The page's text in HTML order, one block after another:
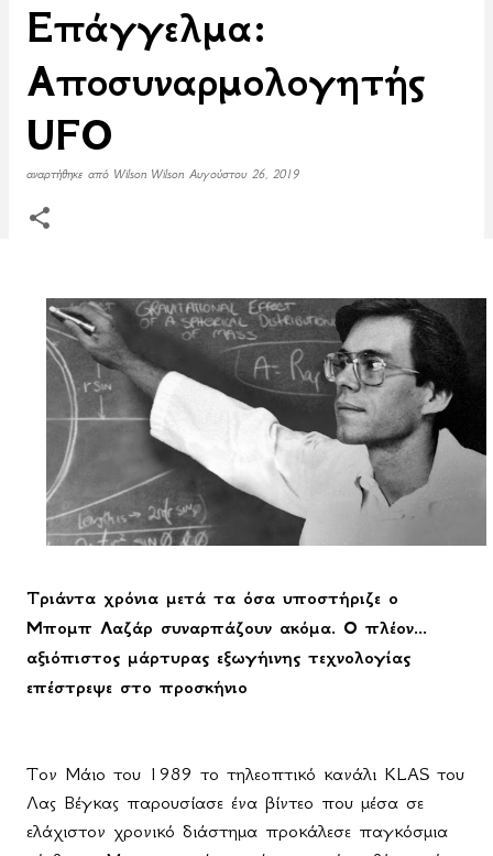
Επάγγελμα:
Αποσυναρμολογητής
UFO
αναρτήθηκε από Wilson Wilson Αυγούστου 26, 2019
Τριάντα χρόνια μετά τα όσα υποστήριζε ο
Μπομπ Λαζάρ συναρπάζουν ακόμα. Ο πλέον...
αξιόπιστος μάρτυρας εξωγήινης τεχνολογίας
επέστρεψε στο προσκήνιο
Τον Μάιο του 1989 το τηλεοπτικό κανάλι KLAS του
Λας Βέγκας παρουσίασε ένα βίντεο που μέσα σε
ελάχιστον χρονικό διάστημα προκάλεσε παγκόσμια